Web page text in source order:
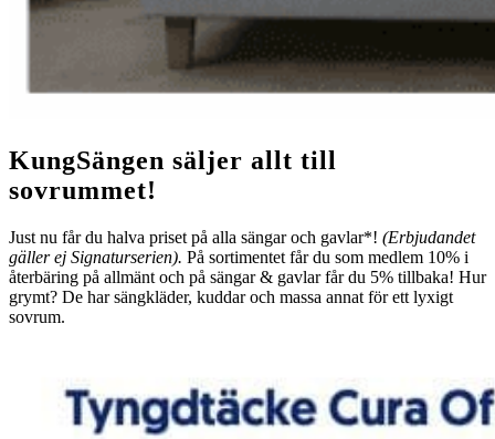
KungSängen säljer allt till
sovrummet!
Just nu får du halva priset på alla sängar och gavlar*! (Erbjudandet
gäller ej Signaturserien). På sortimentet får du som medlem 10% i
återbäring på allmänt och på sängar & gavlar får du 5% tillbaka! Hur
grymt? De har sängkläder, kuddar och massa annat för ett lyxigt
sovrum.